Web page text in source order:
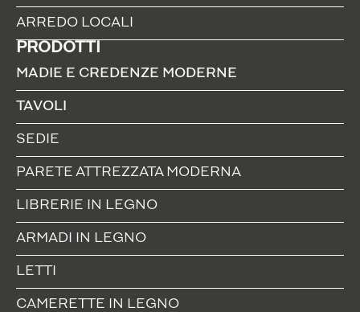
ARREDO LOCALI
PRODOTTI
MADIE E CREDENZE MODERNE
TAVOLI
SEDIE
PARETE ATTREZZATA MODERNA
LIBRERIE IN LEGNO
ARMADI IN LEGNO
LETTI
CAMERETTE IN LEGNO